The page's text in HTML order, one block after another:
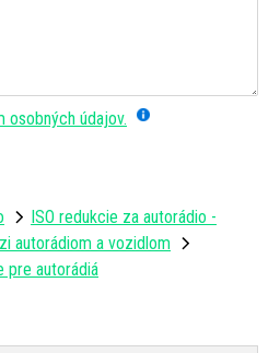
osobných údajov.
ISO redukcie za autorádio -
autorádiom a vozidlom
pre autorádiá